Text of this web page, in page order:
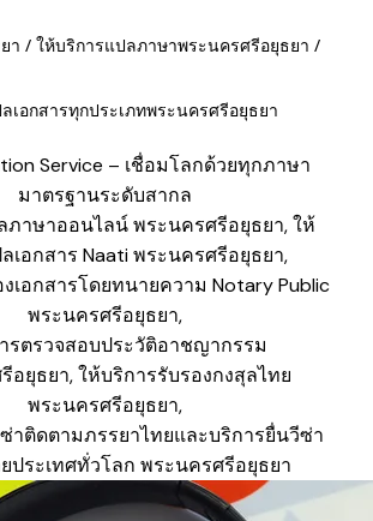
า / ให้บริการแปลภาษาพระนครศรีอยุธยา /
เอกสารทุกประเภทพระนครศรีอยุธยา
Service – เชื่อมโลกด้วยทุกภาษา
มาตรฐานระดับสากล
ภาษาออนไลน์ พระนครศรีอยุธยา, ให้
เอกสาร Naati พระนครศรีอยุธยา,
เอกสารโดยทนายความ Notary Public
พระนครศรีอยุธยา,
รตรวจสอบประวัติอาชญากรรม
อยุธยา, ให้บริการรับรองกงสุลไทย
พระนครศรีอยุธยา,
าติดตามภรรยาไทยและบริการยื่นวีซ่า
ประเทศทั่วโลก พระนครศรีอยุธยา